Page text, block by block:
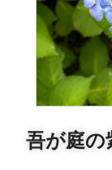
吾が庭の